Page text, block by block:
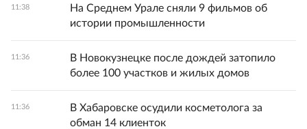
11:38
На Среднем Урале сняли 9 фильмов об
истории промышленности
11:36
В Новокузнецке после дождей затопило
более 100 участков и жилых домов
11:36
В Хабаровске осудили косметолога за
обман 14 клиенток